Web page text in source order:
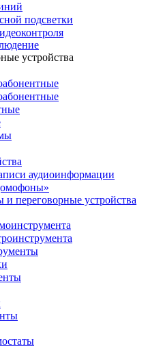
подсветки
устройства
аудиоинформации
переговорные устройства